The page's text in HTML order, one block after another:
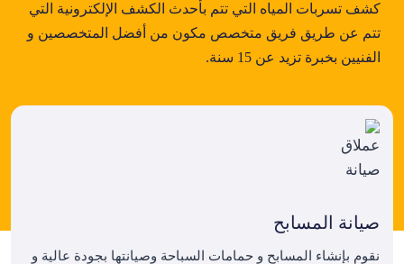
كشف تسربات المياه التي تتم بأحدث الكشف الإلكترونية التي
تتم عن طريق فريق متخصص مكون من أفضل المتخصصين و
الفنيين بخبرة تزيد عن 15 سنة.
صيانة المسابح
نقوم بإنشاء المسابح و حمامات السباحة وصيانتها بجودة عالية و